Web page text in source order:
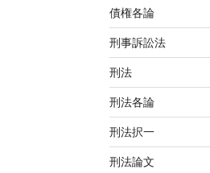
債権各論
刑事訴訟法
刑法
刑法各論
刑法択一
刑法論文